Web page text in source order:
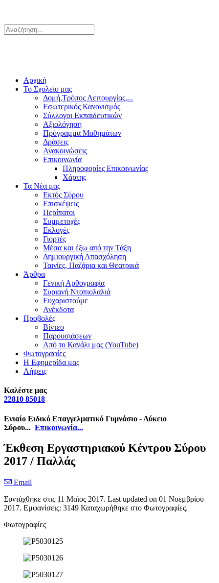
Αρχική
Το Σχολείο μας
Δομή,Τρόπος Λειτουργίας,...
Εσωτερικός Κανονισμός
Σύλλογοι Εκπαιδευτικών
Αξιολόγηση
Πρόγραμμα Μαθημάτων
Δράσεις
Ανακοινώσεις
Επικοινωνία
Πληροφορίες Επικοινωνίας
Χάρτης
Τα Νέα μας
Εκτός Σύρου
Επισκέψεις
Περίπατοι
Συμμετοχές
Εκλογές
Γιορτές
Μέσα και έξω από την Τάξη
Δημιουργική Απασχόληση
Ταινίες, Παζάρια και Θεατρικά
Άρθρα
Γενική Αρθογραφία
Συριανή Ντοπιολαλιά
Ευχαριστούμε
Ανέκδοτα
Προβολές
Βίντεο
Παρουσιάσεων
Από το Κανάλι μας (YouTube)
Φωτογραφίες
Η Εφημερίδα μας
Λήψεις
Καλέστε μας
22810 85018
Ενιαίο Ειδικό Επαγγελματικό Γυμνάσιο - Λύκειο
Σύρου... Επικοινωνία...
Έκθεση Εργαστηριακού Κέντρου Σύρου
2017 / Παλλάς
Email
Συντάχθηκε στις 11 Μαϊος 2017. Last updated on 01 Νοεμβρίου
2017. Εμφανίσεις: 3149 Καταχωρήθηκε στο Φωτογραφίες.
Φωτογραφίες